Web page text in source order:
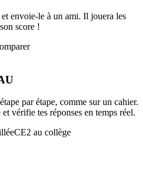
envoie-le à un ami. Il jouera les
score !
par étape, comme sur un cahier.
vérifie tes réponses en temps réel.
CE2 au collège